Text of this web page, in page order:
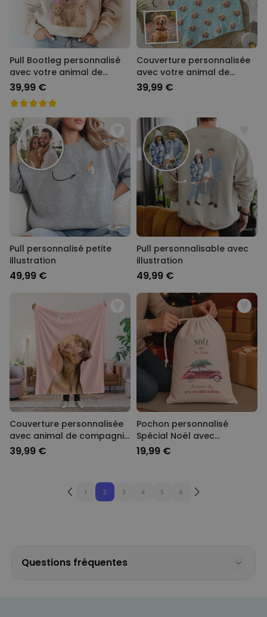
Pull Bootleg personnalisé
avec votre animal de
compagnie
39,99 €
Couverture personnalisée
avec votre animal de
compagnie
39,99 €
Pull personnalisé petite
illustration
49,99 €
Pull personnalisable avec
illustration
49,99 €
Couverture personnalisée
avec animal de compagnie
et fond couleur
39,99 €
Pochon personnalisé
Spécial Noël avec
illustration
19,99 €
1 2 3 4 5 6
Questions fréquentes